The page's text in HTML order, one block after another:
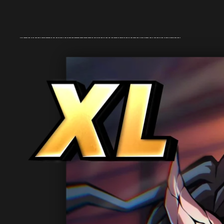
Ir directamente a la información del producto